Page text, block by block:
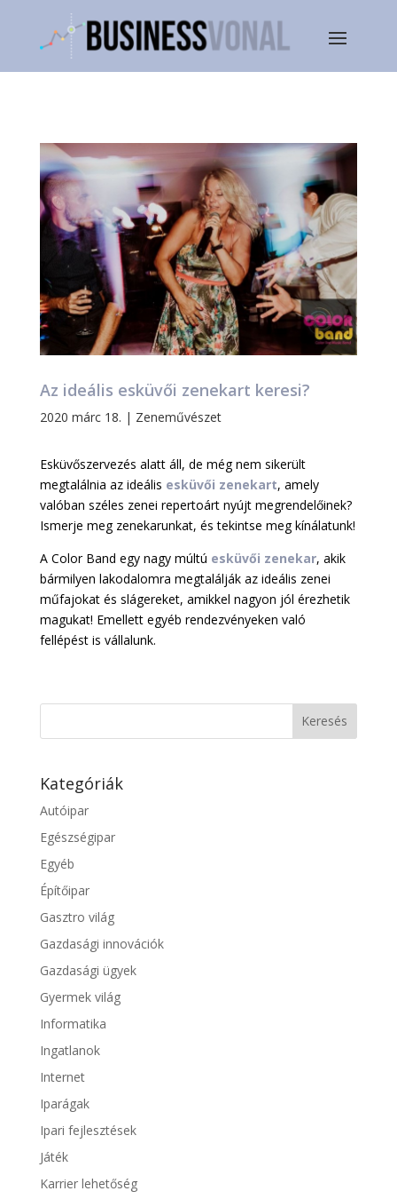
Az ideális esküvői zenekart keresi?
2020 márc 18. | Zeneművészet
Esküvőszervezés alatt áll, de még nem sikerült
megtalálnia az ideális esküvői zenekart, amely
valóban széles zenei repertoárt nyújt megrendelőinek?
Ismerje meg zenekarunkat, és tekintse meg kínálatunk!
A Color Band egy nagy múltú esküvői zenekar, akik
bármilyen lakodalomra megtalálják az ideális zenei
műfajokat és slágereket, amikkel nagyon jól érezhetik
magukat! Emellett egyéb rendezvényeken való
fellépést is vállalunk.
Kategóriák
Autóipar
Egészségipar
Egyéb
Építőipar
Gasztro világ
Gazdasági innovációk
Gazdasági ügyek
Gyermek világ
Informatika
Ingatlanok
Internet
Iparágak
Ipari fejlesztések
Játék
Karrier lehetőség